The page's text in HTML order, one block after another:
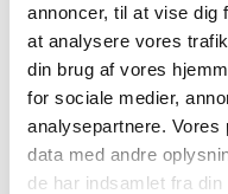
annoncer, til at vise dig
at analysere vores
din brug af vores
for sociale medier,
analysepartnere. Vores
data med andre
de har indsamlet fra
Står du
Kriser kommer vi
komme snigende
kan viser sig på